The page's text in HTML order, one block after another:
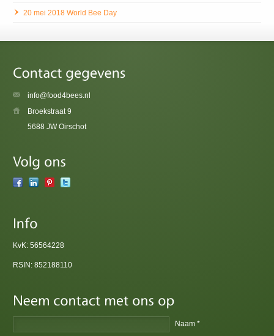
20 mei 2018 World Bee Day
info@food4bees.nl
Broekstraat 9
5688 JW Oirschot
KvK: 56564228
RSIN: 852188110
Naam *